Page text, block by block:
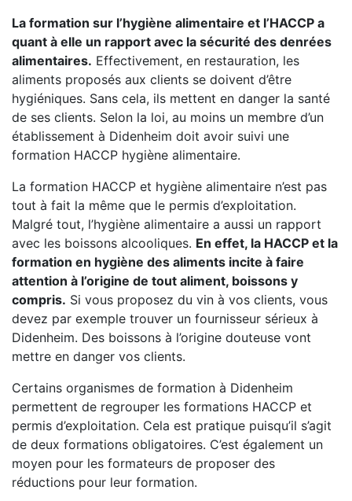
La formation sur l’hygiène alimentaire et l’HACCP a
quant à elle un rapport avec la sécurité des denrées
alimentaires. Effectivement, en restauration, les
aliments proposés aux clients se doivent d’être
hygiéniques. Sans cela, ils mettent en danger la santé
de ses clients. Selon la loi, au moins un membre d’un
établissement à Didenheim doit avoir suivi une
formation HACCP hygiène alimentaire.
La formation HACCP et hygiène alimentaire n’est pas
tout à fait la même que le permis d’exploitation.
Malgré tout, l’hygiène alimentaire a aussi un rapport
avec les boissons alcooliques. En effet, la HACCP et la
formation en hygiène des aliments incite à faire
attention à l’origine de tout aliment, boissons y
compris. Si vous proposez du vin à vos clients, vous
devez par exemple trouver un fournisseur sérieux à
Didenheim. Des boissons à l’origine douteuse vont
mettre en danger vos clients.
Certains organismes de formation à Didenheim
permettent de regrouper les formations HACCP et
permis d’exploitation. Cela est pratique puisqu’il s’agit
de deux formations obligatoires. C’est également un
moyen pour les formateurs de proposer des
réductions pour leur formation.